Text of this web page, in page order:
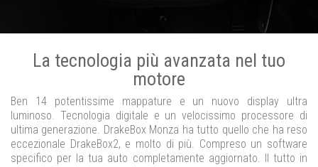
La tecnologia più avanzata nel tuo
motore
Ben 14 potentissime mappature e un nuovo display ultra
luminoso. Tecnologia digitale e un velocissimo processore di
ultima generazione. DrakeBox Monza ha tutto quello che ha reso
eccezionale DrakeBox2, e molto di più. Compreso un software
specifico per la tua auto completamente aggiornato. Il tutto in